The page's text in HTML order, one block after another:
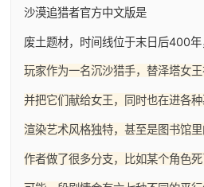
沙漠追猎者官方中文版是
废土题材，时间线位于末日后400
玩家作为一名沉沙猎手，替泽塔女
并把它们献给女王，同时也在进各
渲染艺术风格独特，甚至是图书馆
作者做了很多分支，比如某个角色